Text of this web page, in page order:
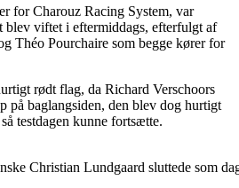
for Charouz Racing System, var
blev viftet i eftermiddags, efterfulgt af
Théo Pourchaire som begge kører for
rødt flag, da Richard Verschoors
på baglangsiden, den blev dog hurtigt
testdagen kunne fortsætte.
Christian Lundgaard sluttede som